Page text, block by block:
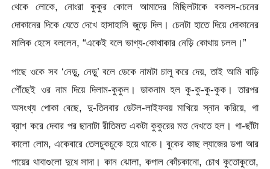
থেকে লোকে, নোংরা কুকুর কোলে আমাদের মিছিলটাকে বকলস-চেনের
দোকানের দিকে যেতে দেখে হাসাহাসি জুড়ে দিল। চেনটা হাতে দিয়ে দোকানের
মালিক হেসে বললেন, “একেই বলে ভাগ্য-কোথাকার নেড়ি কোথায় চলল।”
পাছে ওকে সব ‘নেড়ু, নেড়ু’ বলে ডেকে নামটা চালু করে দেয়, তাই আমি বাড়ি
পৌঁছেই ওর নাম দিয়ে দিলাম-কুকুল। ডাকনাম হল কু-কু-কু-কুক। তারপর
অসংখ্য পোকা বেছে, দু-তিনবার ডেটল-লাইফবয় মাখিয়ে স্নান করিয়ে, গা
ব্রাশ করে দেবার পর ছানাটা রীতিমত একটা কুকুরের মত দেখতে হল। গা-ছাঁটা
কালো লোম, একেবারে তেলচুকচুকে হয়ে থাকে। বুকের কাছ ল্যাজের ডগা আর
পায়ের থাবাগুলো দুধে সাদা। কান ঝোলা, কপাল কোঁচকানো, চোখ কুতোকুতো,